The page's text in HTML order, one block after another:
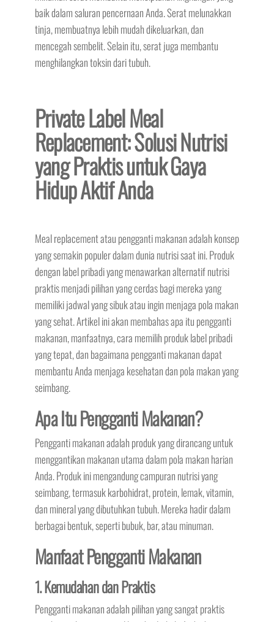
baik dalam saluran pencernaan Anda. Serat melunakkan
tinja, membuatnya lebih mudah dikeluarkan, dan
mencegah sembelit. Selain itu, serat juga membantu
menghilangkan toksin dari tubuh.
Private Label Meal
Replacement: Solusi Nutrisi
yang Praktis untuk Gaya
Hidup Aktif Anda
Meal replacement atau pengganti makanan adalah konsep
yang semakin populer dalam dunia nutrisi saat ini. Produk
dengan label pribadi yang menawarkan alternatif nutrisi
praktis menjadi pilihan yang cerdas bagi mereka yang
memiliki jadwal yang sibuk atau ingin menjaga pola makan
yang sehat. Artikel ini akan membahas apa itu pengganti
makanan, manfaatnya, cara memilih produk label pribadi
yang tepat, dan bagaimana pengganti makanan dapat
membantu Anda menjaga kesehatan dan pola makan yang
seimbang.
Apa Itu Pengganti Makanan?
Pengganti makanan adalah produk yang dirancang untuk
menggantikan makanan utama dalam pola makan harian
Anda. Produk ini mengandung campuran nutrisi yang
seimbang, termasuk karbohidrat, protein, lemak, vitamin,
dan mineral yang dibutuhkan tubuh. Mereka hadir dalam
berbagai bentuk, seperti bubuk, bar, atau minuman.
Manfaat Pengganti Makanan
1. Kemudahan dan Praktis
Pengganti makanan adalah pilihan yang sangat praktis